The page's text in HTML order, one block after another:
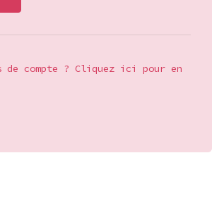
de compte ? Cliquez ici pour en